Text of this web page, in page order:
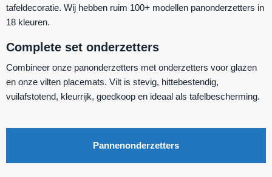
tafeldecoratie. Wij hebben ruim 100+ modellen panonderzetters in
18 kleuren.
Complete set onderzetters
Combineer onze panonderzetters met onderzetters voor glazen
en onze vilten placemats. Vilt is stevig, hittebestendig,
vuilafstotend, kleurrijk, goedkoop en ideaal als tafelbescherming.
Pannenonderzetters